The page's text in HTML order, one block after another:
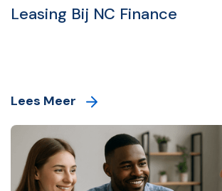
Leasing Bij NC Finance
Lees Meer